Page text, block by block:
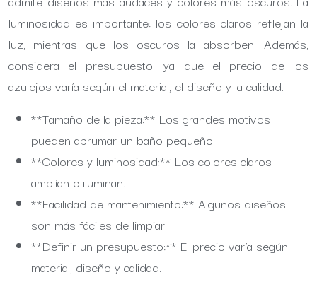
luminosidad es importante: los colores claros reflejan la
luz, mientras que los oscuros la absorben. Además,
considera el presupuesto, ya que el precio de los
azulejos varía según el material, el diseño y la calidad.
**Tamaño de la pieza:** Los grandes motivos
pueden abrumar un baño pequeño.
**Colores y luminosidad:** Los colores claros
amplían e iluminan.
**Facilidad de mantenimiento:** Algunos diseños
son más fáciles de limpiar.
**Definir un presupuesto:** El precio varía según
material, diseño y calidad.